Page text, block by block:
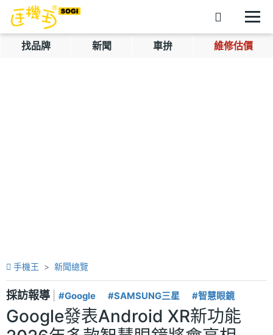
找品牌 新聞 車拚 維修估價
手機王 新聞總覽
採訪報導 #Google #SAMSUNG三星 #智慧眼鏡
Google發表Android XR新功能